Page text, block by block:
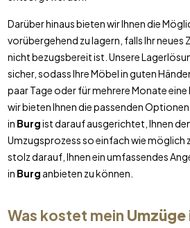
Darüber hinaus bieten wir Ihnen die
vorübergehend zu lagern, falls Ihr neues
nicht bezugsbereit ist. Unsere
sicher, sodass Ihre Möbel in guten
paar Tage oder für mehrere Monate
wir bieten Ihnen die passenden
in Burgist darauf ausgerichtet, Ihnen
Umzugsprozess so einfach wie möglich
stolz darauf, Ihnen ein umfassendes
in Burg anbieten zu können.
Was kostet mein Umzüge